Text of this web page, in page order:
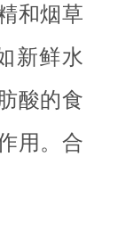
和烟草
新鲜水
酸的食
用。合